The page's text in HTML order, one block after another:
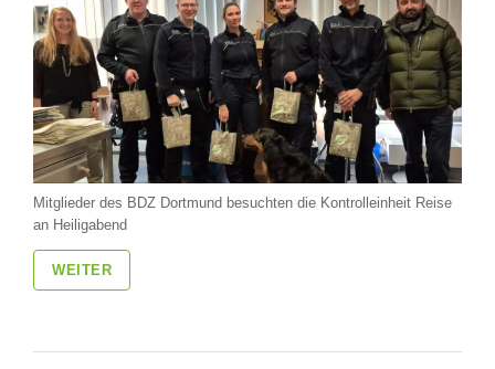
Mitglieder des BDZ Dortmund besuchten die Kontrolleinheit Reise
an Heiligabend
WEITER